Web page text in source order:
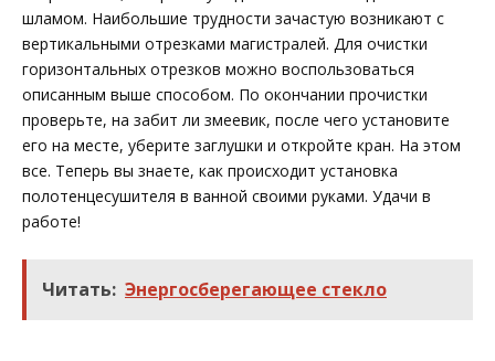
шламом. Наибольшие трудности зачастую возникают с
вертикальными отрезками магистралей. Для очистки
горизонтальных отрезков можно воспользоваться
описанным выше способом. По окончании прочистки
проверьте, на забит ли змеевик, после чего установите
его на месте, уберите заглушки и откройте кран. На этом
все. Теперь вы знаете, как происходит установка
полотенцесушителя в ванной своими руками. Удачи в
работе!
Читать: Энергосберегающее стекло